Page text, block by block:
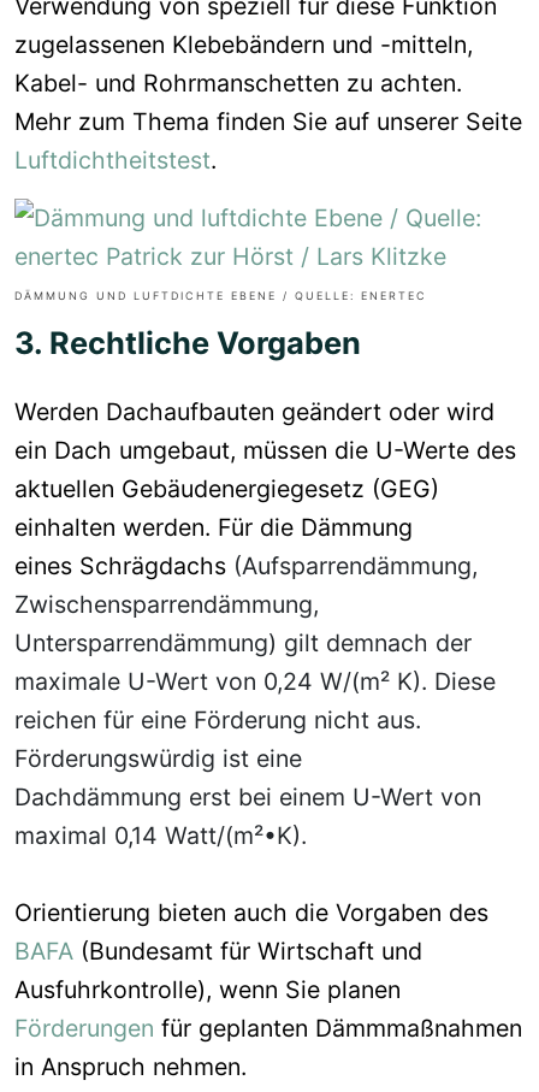
zugelassenen Klebebändern und -mitteln,
Kabel- und Rohrmanschetten zu achten.
Mehr zum Thema finden Sie auf unserer Seite
Luftdichtheitstest.
DÄMMUNG UND LUFTDICHTE EBENE / QUELLE: ENERTEC
3. Rechtliche Vorgaben
Werden Dachaufbauten geändert oder wird
ein Dach umgebaut, müssen die U-Werte des
aktuellen Gebäudenergiegesetz (GEG)
einhalten werden. Für die Dämmung
eines Schrägdachs (Aufsparrendämmung,
Zwischensparrendämmung,
Untersparrendämmung) gilt demnach der
maximale U-Wert von 0,24 W/(m² K). Diese
reichen für eine Förderung nicht aus.
Förderungswürdig ist eine
Dachdämmung erst bei einem U-Wert von
maximal 0,14 Watt/(m²•K).
Orientierung bieten auch die Vorgaben des
BAFA (Bundesamt für Wirtschaft und
Ausfuhrkontrolle), wenn Sie planen
Förderungen für geplanten Dämmmaßnahmen
in Anspruch nehmen.